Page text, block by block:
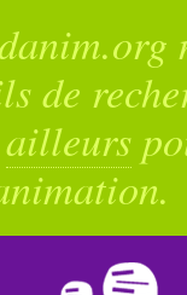
de
ailleurs